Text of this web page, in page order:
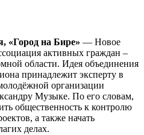
на Бире» — Новое
активных граждан –
области. Идея объединения
принадлежит эксперту в
организации
Музыке. По его словам,
общественность к контролю
а также начать
делах.